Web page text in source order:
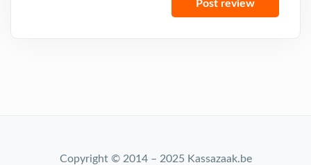
Copyright © 2014 – 2025 Kassazaak.be